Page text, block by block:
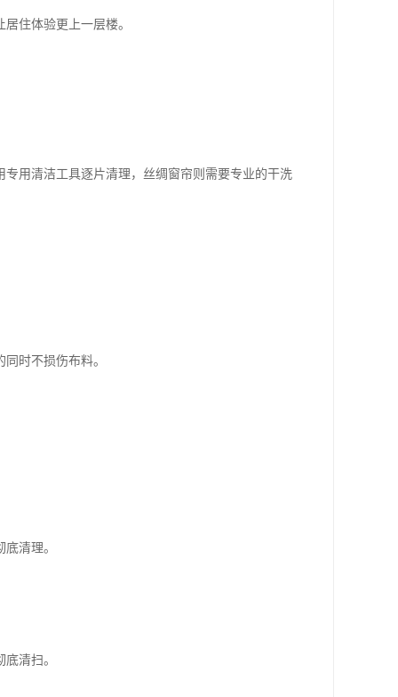
住体验更上一层楼。
用清洁工具逐片清理，丝绸窗帘则需要专业的干洗
时不损伤布料。
清理。
清扫。